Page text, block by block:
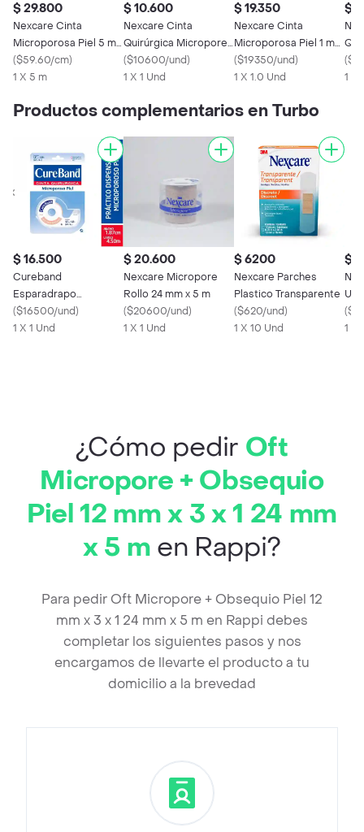
$ 29.800
Nexcare Cinta
Microporosa Piel 5 m x
48 mm
($59.60/cm)
1 X 5 m
$ 10.600
Nexcare Cinta
Quirúrgica Micropore
12 mm x 5 m
($10600/und)
1 X 1 Und
$ 19.350
Nexcare Cinta
Microporosa Piel 1 m
24 mm x 5 m
($19350/und)
1 X 1.0 Und
$
(
1 X
Productos complementarios en Turbo
$ 16.500
Cureband
Esparadrapo
Microporoso Piel
Rollo 1 x 3
($16500/und)
1 X 1 Und
$ 20.600
Nexcare Micropore
Rollo 24 mm x 5 m
($20600/und)
1 X 1 Und
$ 6200
Nexcare Parches
Plastico Transparente
($620/und)
1 X 10 Und
$
(
1 X
¿Cómo pedir Oft
Micropore + Obsequio
Piel 12 mm x 3 x 1 24 mm
x 5 m en Rappi?
Para pedir Oft Micropore + Obsequio Piel 12
mm x 3 x 1 24 mm x 5 m en Rappi debes
completar los siguientes pasos y nos
encargamos de llevarte el producto a tu
domicilio a la brevedad